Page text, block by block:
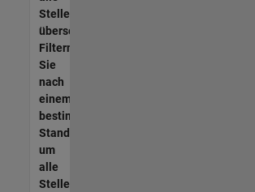
Stellen
übersetzt.
Filtern
Sie
nach
einem
bestimmten
Standort,
um
alle
Stellenangebote